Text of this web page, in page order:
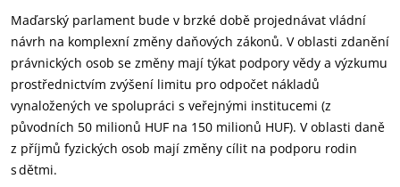
Maďarský parlament bude v brzké době projednávat vládní
návrh na komplexní změny daňových zákonů. V oblasti zdanění
právnických osob se změny mají týkat podpory vědy a výzkumu
prostřednictvím zvýšení limitu pro odpočet nákladů
vynaložených ve spolupráci s veřejnými institucemi (z
původních 50 milionů HUF na 150 milionů HUF). V oblasti daně
z příjmů fyzických osob mají změny cílit na podporu rodin
s dětmi.